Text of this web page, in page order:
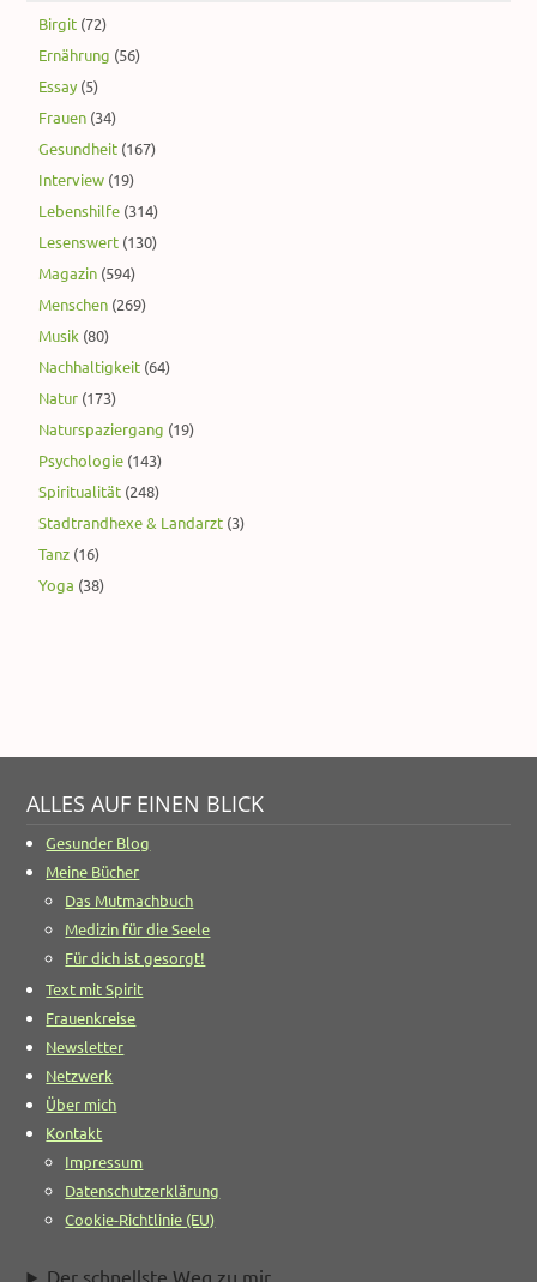
Birgit (72)
Ernährung (56)
Essay (5)
Frauen (34)
Gesundheit (167)
Interview (19)
Lebenshilfe (314)
Lesenswert (130)
Magazin (594)
Menschen (269)
Musik (80)
Nachhaltigkeit (64)
Natur (173)
Naturspaziergang (19)
Psychologie (143)
Spiritualität (248)
Stadtrandhexe & Landarzt (3)
Tanz (16)
Yoga (38)
ALLES AUF EINEN BLICK
Gesunder Blog
Meine Bücher
Das Mutmachbuch
Medizin für die Seele
Für dich ist gesorgt!
Text mit Spirit
Frauenkreise
Newsletter
Netzwerk
Über mich
Kontakt
Impressum
Datenschutzerklärung
Cookie-Richtlinie (EU)
Der schnellste Weg zu mir ...